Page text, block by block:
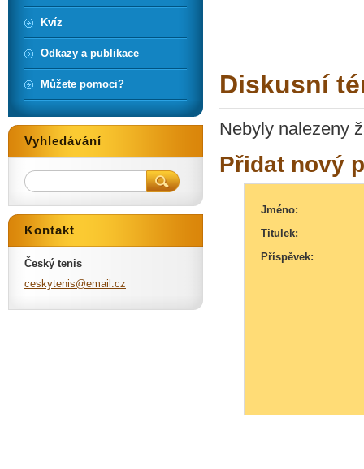
Diskusní
Nebyly nalezeny
Přidat nový
Jméno:
Titulek:
Příspěvek:
Kvíz
Odkazy a publikace
Můžete pomoci?
Vyhledávání
Kontakt
Český tenis
ceskytenis@email .cz